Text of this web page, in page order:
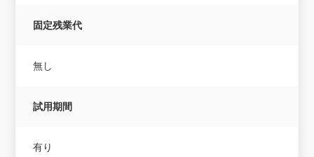
固定残業代
無し
試用期間
有り